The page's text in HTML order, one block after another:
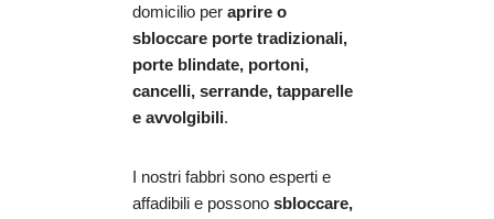
domicilio per aprire o
sbloccare porte tradizionali,
porte blindate, portoni,
cancelli, serrande, tapparelle
e avvolgibili.
I nostri fabbri sono esperti e
affadibili e possono sbloccare,